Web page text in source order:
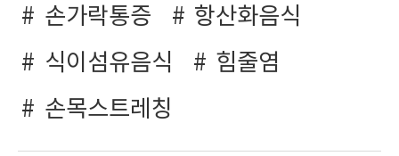
손가락통증
항산화음식
식이섬유음식
힘줄염
손목스트레칭